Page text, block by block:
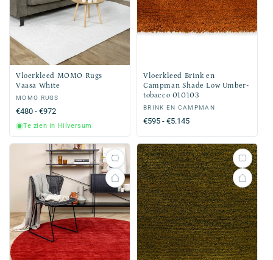
Vloerkleed MOMO Rugs
Vaasa White
Verkoper:
MOMO RUGS
Normale
prijs
€480 - €972
Te zien in Hilversum
Vloerkleed Brink en
Campman Shade Low Umber-
tobacco 010103
Verkoper:
BRINK EN CAMPMAN
Normale
€595 - €5.145